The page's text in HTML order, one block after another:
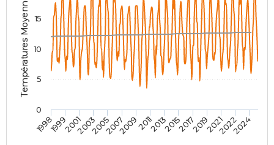
Destinations
City break
Voyage nature
Voyage de noces
Forum
Climat
PHOTO
GUIDES D'ACHAT
BONS PLANS
CARTE DE VOEUX
Carte de Noël
Carte Bonne année
Carte Saint-Valentin
Carte Pâques
Carte d'anniversaire
DICTIONNAIRE
Températures Moyennes ( °C )
199819992001200320052007200920112013201520172019202120222024
0
5
10
15